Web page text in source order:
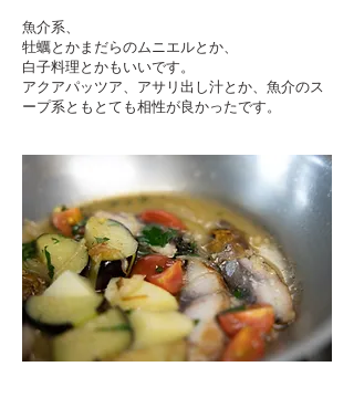
魚介系、
牡蠣とかまだらのムニエルとか、
白子料理とかもいいです。
アクアパッツア、アサリ出し汁とか、魚介のス
ープ系ともとても相性が良かったです。